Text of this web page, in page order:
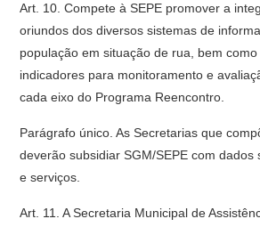
Art. 10. Compete à SEPE promover a
oriundos dos diversos sistemas de
população em situação de rua, bem
indicadores para monitoramento e
cada eixo do Programa Reencontro.
Parágrafo único. As Secretarias que
deverão subsidiar SGM/SEPE com dados
e serviços.
Art. 11. A Secretaria Municipal de